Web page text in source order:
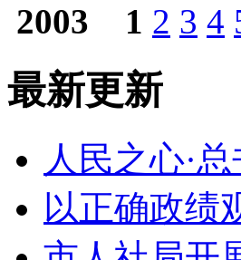
2003
1 2 3 4
最新更新
人民之心·
以正确政绩